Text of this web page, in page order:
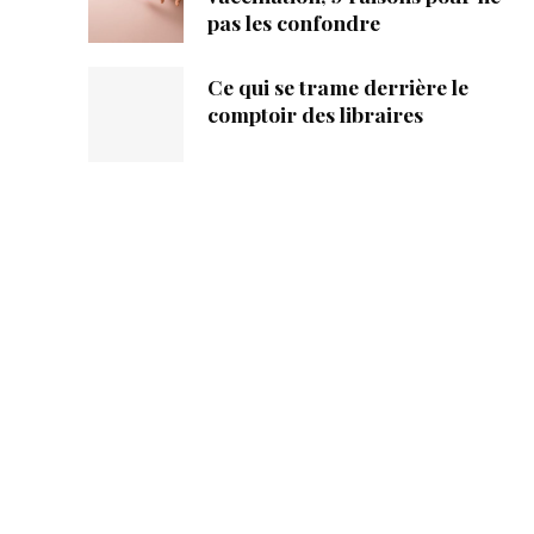
pas les confondre
Ce qui se trame derrière le
comptoir des libraires